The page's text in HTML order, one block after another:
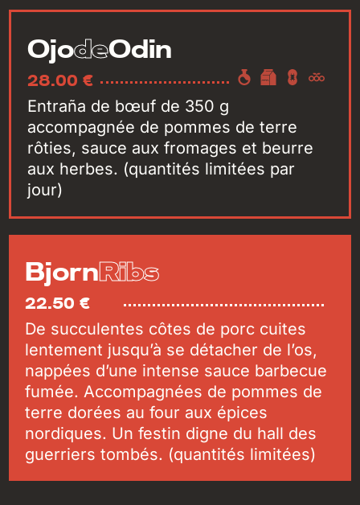
OjodeOdin
28.00 €
Entraña de bœuf de 350 g
accompagnée de pommes de terre
rôties, sauce aux fromages et beurre
aux herbes. (quantités limitées par
jour)
BjornRibs
22.50 €
De succulentes côtes de porc cuites
lentement jusqu’à se détacher de l’os,
nappées d’une intense sauce barbecue
fumée. Accompagnées de pommes de
terre dorées au four aux épices
nordiques. Un festin digne du hall des
guerriers tombés. (quantités limitées)